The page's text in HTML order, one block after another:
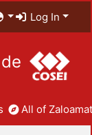
Log In
All of